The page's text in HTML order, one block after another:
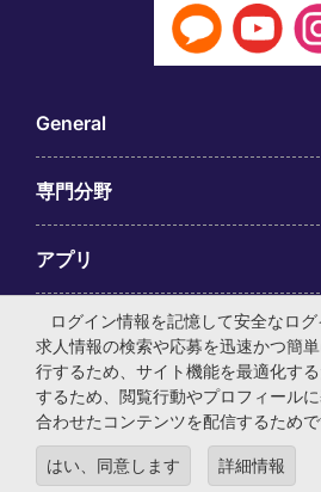
General
専門分野
アプリ
Employer Centre
© マイケル・ペイジ・インターナシ
社 法人番号：0104-01-043253 本社
ログイン情報を記憶して安全なログ
求人情報の検索や応募を迅速かつ簡
行するため、サイト機能を最適化す
するため、閲覧行動やプロフィール
合わせたコンテンツを配信するため
はい、同意します 詳細情報